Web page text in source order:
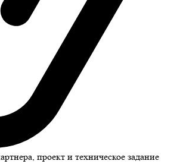
проект и техническое задание